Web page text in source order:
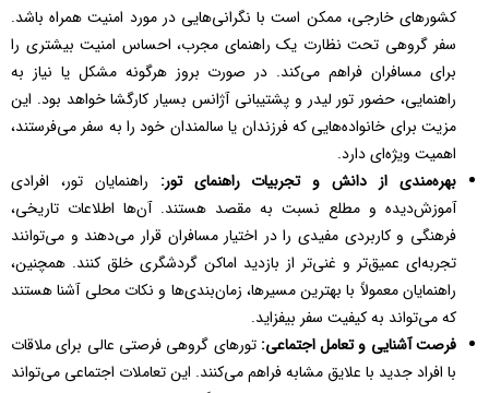
کشورهای خارجی، ممکن است با نگرانی‌هایی در مورد امنیت همراه باشد.
سفر گروهی تحت نظارت یک راهنمای مجرب، احساس امنیت بیشتری را
برای مسافران فراهم می‌کند. در صورت بروز هرگونه مشکل یا نیاز به
راهنمایی، حضور تور لیدر و پشتیبانی آژانس بسیار کارگشا خواهد بود. این
مزیت برای خانواده‌هایی که فرزندان یا سالمندان خود را به سفر می‌فرستند،
اهمیت ویژه‌ای دارد.
بهره‌مندی از دانش و تجربیات راهنمای تور: راهنمایان تور، افرادی
آموزش‌دیده و مطلع نسبت به مقصد هستند. آن‌ها اطلاعات تاریخی،
فرهنگی و کاربردی مفیدی را در اختیار مسافران قرار می‌دهند و می‌توانند
تجربه‌ای عمیق‌تر و غنی‌تر از بازدید اماکن گردشگری خلق کنند. همچنین،
راهنمایان معمولاً با بهترین مسیرها، زمان‌بندی‌ها و نکات محلی آشنا هستند
که می‌تواند به کیفیت سفر بیفزاید.
فرصت آشنایی و تعامل اجتماعی: تورهای گروهی فرصتی عالی برای ملاقات
با افراد جدید با علایق مشابه فراهم می‌کنند. این تعاملات اجتماعی می‌تواند